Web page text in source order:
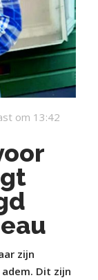
om 13:42
zijn
Dit zijn